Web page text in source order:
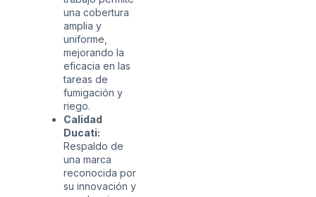
una cobertura
amplia y
uniforme,
mejorando la
eficacia en las
tareas de
fumigación y
riego.
Calidad
Ducati:
Respaldo de
una marca
reconocida por
su innovación y